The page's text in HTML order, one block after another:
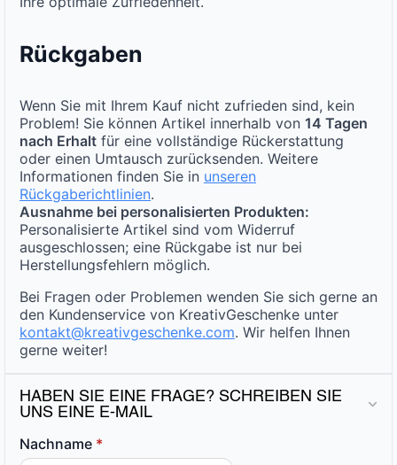
Rückgaben
Wenn Sie mit Ihrem Kauf nicht zufrieden sind, kein
Problem! Sie können Artikel innerhalb von 14 Tagen
nach Erhalt für eine vollständige Rückerstattung
oder einen Umtausch zurücksenden. Weitere
Informationen finden Sie in unseren
Rückgaberichtlinien.
Ausnahme bei personalisierten Produkten:
Personalisierte Artikel sind vom Widerruf
ausgeschlossen; eine Rückgabe ist nur bei
Herstellungsfehlern möglich.
Bei Fragen oder Problemen wenden Sie sich gerne an
den Kundenservice von KreativGeschenke unter
kontakt@kreativgeschenke.com. Wir helfen Ihnen
gerne weiter!
HABEN SIE EINE FRAGE? SCHREIBEN SIE
UNS EINE E-MAIL
Nachname *